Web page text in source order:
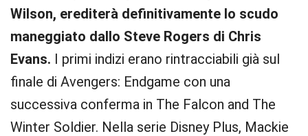
Wilson, erediterà definitivamente lo scudo
maneggiato dallo Steve Rogers di Chris
Evans. I primi indizi erano rintracciabili già sul
finale di Avengers: Endgame con una
successiva conferma in The Falcon and The
Winter Soldier. Nella serie Disney Plus, Mackie